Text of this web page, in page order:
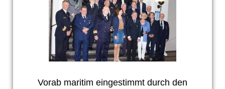
Vorab maritim eingestimmt durch den